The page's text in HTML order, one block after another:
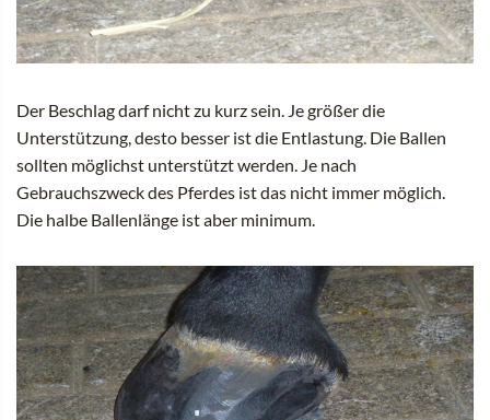
Der Beschlag darf nicht zu kurz sein. Je größer die
Unterstützung, desto besser ist die Entlastung. Die Ballen
sollten möglichst unterstützt werden. Je nach
Gebrauchszweck des Pferdes ist das nicht immer möglich.
Die halbe Ballenlänge ist aber minimum.